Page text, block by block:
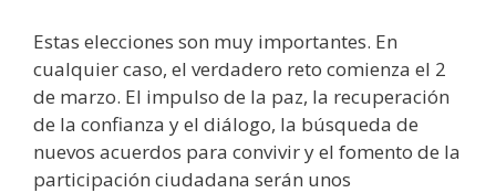
Estas elecciones son muy importantes. En
cualquier caso, el verdadero reto comienza el 2
de marzo. El impulso de la paz, la recuperación
de la confianza y el diálogo, la búsqueda de
nuevos acuerdos para convivir y el fomento de la
participación ciudadana serán unos